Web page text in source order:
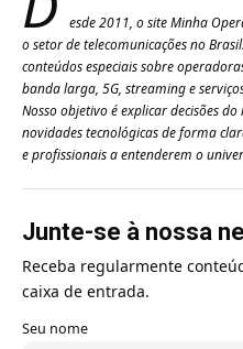
esde 2011, o site Minha
o setor de telecomunicações no
conteúdos especiais sobre
banda larga, 5G, streaming e
Nosso objetivo é explicar decisões
novidades tecnológicas de forma
e profissionais a entenderem o
Junte-se à nossa
Receba regularmente
caixa de entrada.
Seu nome